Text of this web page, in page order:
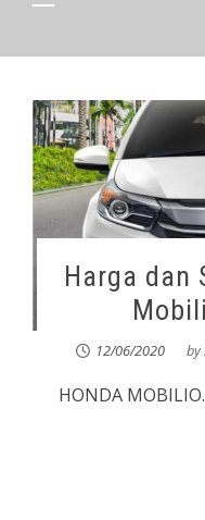
Harga dan
12/06/2020 by
HONDA